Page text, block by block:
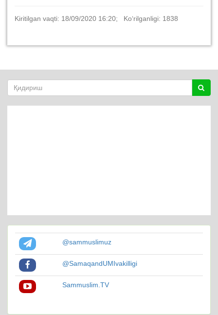
Kiritilgan vaqti: 18/09/2020 16:20; Ko‘rilganligi: 1838
@sammuslimuz
@SamaqandUMIvakilligi
Sammuslim.TV